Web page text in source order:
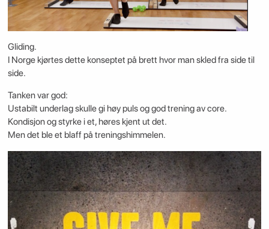
Gliding.
I Norge kjørtes dette konseptet på brett hvor man skled fra side til
side.
Tanken var god:
Ustabilt underlag skulle gi høy puls og god trening av core.
Kondisjon og styrke i et, høres kjent ut det.
Men det ble et blaff på treningshimmelen.